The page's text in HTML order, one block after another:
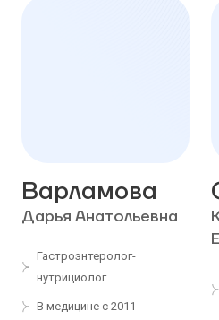
Варламова
Дарья Анатольевна
Гастроэнтеролог-
нутрициолог
В медицине с 2011